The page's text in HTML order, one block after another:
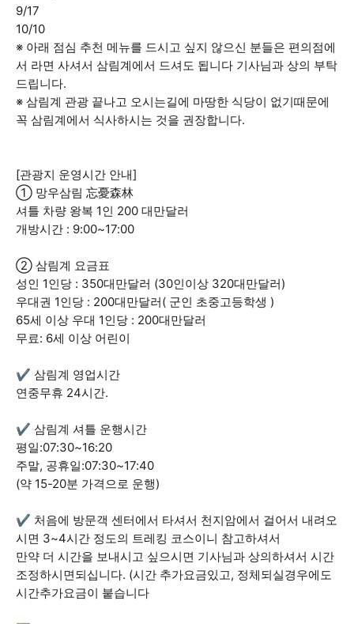
9/17
10/10
※ 아래 점심 추천 메뉴를 드시고 싶지 않으신 분들은 편의점에
서 라면 사셔서 삼림계에서 드셔도 됩니다 기사님과 상의 부탁
드립니다.
※ 삼림계 관광 끝나고 오시는길에 마땅한 식당이 없기때문에
꼭 삼림계에서 식사하시는 것을 권장합니다.
[관광지 운영시간 안내]
① 망우삼림 忘憂森林
셔틀 차량 왕복 1인 200 대만달러
개방시간 : 9:00~17:00
② 삼림계 요금표
성인 1인당 : 350대만달러 (30인이상 320대만달러)
우대권 1인당 : 200대만달러( 군인 초중고등학생 )
65세 이상 우대 1인당 : 200대만달러
무료: 6세 이상 어린이
✔ 삼림계 영업시간
연중무휴 24시간.
✔ 삼림계 셔틀 운행시간
평일:07:30~16:20
주말, 공휴일:07:30~17:40
(약 15-20분 가격으로 운행)
✔ 처음에 방문객 센터에서 타셔서 천지암에서 걸어서 내려오
시면 3~4시간 정도의 트레킹 코스이니 참고하셔서
만약 더 시간을 보내시고 싶으시면 기사님과 상의하셔서 시간
조정하시면되십니다. (시간 추가요금있고, 정체되실경우에도
시간추가요금이 붙습니다